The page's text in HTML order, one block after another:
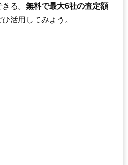
金沢区六浦3丁目
、金沢八景駅（15分）
る。 無料で最大6社の査定額
活用してみよう。